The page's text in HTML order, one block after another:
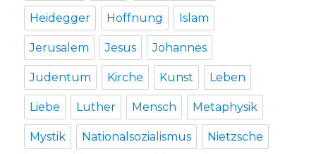
Heidegger Hoffnung Islam
Jerusalem Jesus Johannes
Judentum Kirche Kunst Leben
Liebe Luther Mensch Metaphysik
Mystik Nationalsozialismus Nietzsche